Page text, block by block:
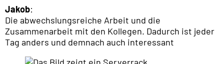
Jakob:
Die abwechslungsreiche Arbeit und die
Zusammenarbeit mit den Kollegen. Dadurch ist jeder
Tag anders und demnach auch interessant